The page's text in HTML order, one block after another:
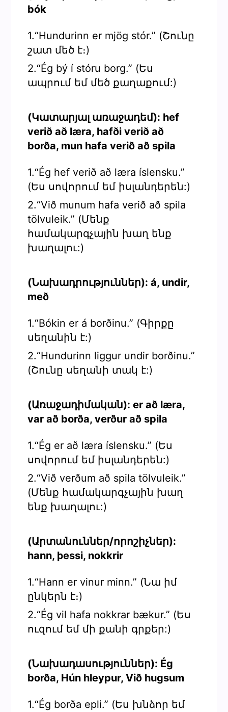
bók
1.“Hundurinn er mjög stór.” (Շունը
շատ մեծ է։)
2.“Ég bý í stóru borg.” (Ես
ապրում եմ մեծ քաղաքում:)
(Կատարյալ առաջադեմ): hef
verið að læra, hafði verið að
borða, mun hafa verið að spila
1.“Ég hef verið að læra íslensku.”
(Ես սովորում եմ իսլանդերեն:)
2.“Við munum hafa verið að spila
tölvuleik.” (Մենք
համակարգչային խաղ ենք
խաղալու:)
(Նախադրություններ): á, undir,
með
1.“Bókin er á borðinu.” (Գիրքը
սեղանին է:)
2.“Hundurinn liggur undir borðinu.”
(Շունը սեղանի տակ է:)
(Առաջադիմական): er að læra,
var að borða, verður að spila
1.“Ég er að læra íslensku.” (Ես
սովորում եմ իսլանդերեն:)
2.“Við verðum að spila tölvuleik.”
(Մենք համակարգչային խաղ
ենք խաղալու:)
(Արտանուններ/որոշիչներ):
hann, þessi, nokkrir
1.“Hann er vinur minn.” (Նա իմ
ընկերն է։)
2.“Ég vil hafa nokkrar bækur.” (Ես
ուզում եմ մի քանի գրքեր:)
(Նախադասություններ): Ég
borða, Hún hleypur, Við hugsum
1.“Ég borða epli.” (Ես խնձոր եմ